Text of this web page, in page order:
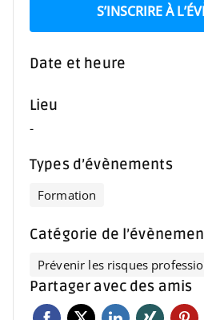
S’INSCRIRE À
Date et heure
Lieu
-
Types d’évènements
Formation
Catégorie de
Prévenir les risques
Partager avec des amis